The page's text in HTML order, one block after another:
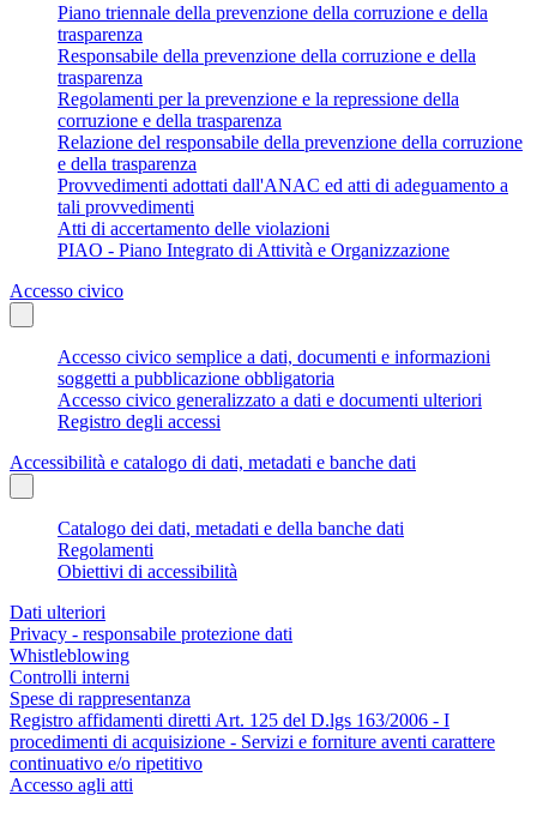
Piano triennale della prevenzione della corruzione e della
trasparenza
Responsabile della prevenzione della corruzione e della
trasparenza
Regolamenti per la prevenzione e la repressione della
corruzione e della trasparenza
Relazione del responsabile della prevenzione della corruzione
e della trasparenza
Provvedimenti adottati dall'ANAC ed atti di adeguamento a
tali provvedimenti
Atti di accertamento delle violazioni
PIAO - Piano Integrato di Attività e Organizzazione
Accesso civico
Accesso civico semplice a dati, documenti e informazioni
soggetti a pubblicazione obbligatoria
Accesso civico generalizzato a dati e documenti ulteriori
Registro degli accessi
Accessibilità e catalogo di dati, metadati e banche dati
Catalogo dei dati, metadati e della banche dati
Regolamenti
Obiettivi di accessibilità
Dati ulteriori
Privacy - responsabile protezione dati
Whistleblowing
Controlli interni
Spese di rappresentanza
Registro affidamenti diretti Art. 125 del D.lgs 163/2006 - I
procedimenti di acquisizione - Servizi e forniture aventi carattere
continuativo e/o ripetitivo
Accesso agli atti